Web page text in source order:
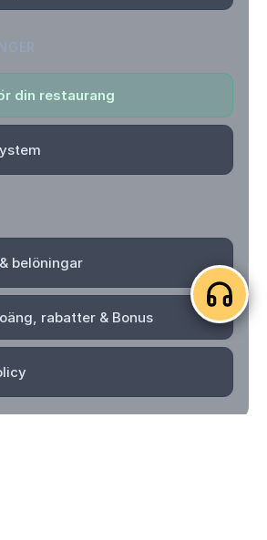
din restaurang
belöningar
rabatter & Bonus